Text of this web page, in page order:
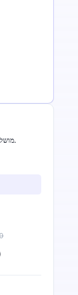
מושלם עבור משתמשים וצוותים עם נפח גבוה.